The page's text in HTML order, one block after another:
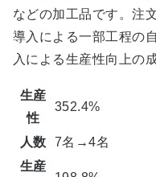
などの加工品です。注
導入による一部工程の
入による生産性向上の
生産
性
352.4%
人数
7名→4名
生産